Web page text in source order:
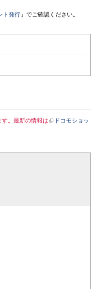
ト発行 」でご確認ください。
。最新の情報は
ドコモショッ